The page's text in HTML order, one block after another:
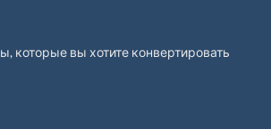
которые вы хотите конвертировать